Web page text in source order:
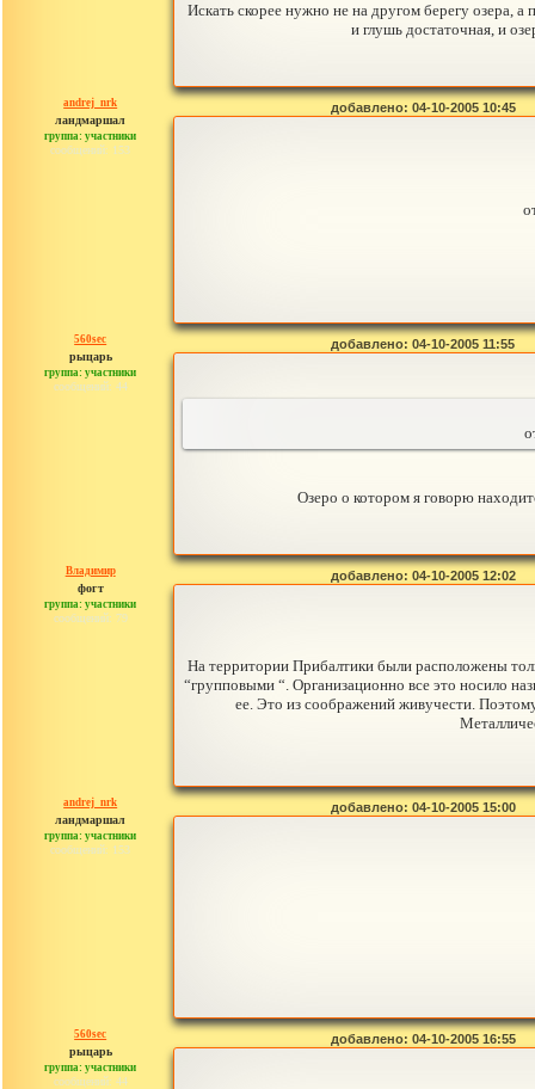
Искать скорее нужно не на другом берегу озера,
и глушь достаточная, и
andrej_nrk
ландмаршал
группа: участники
сообщений: 153
добавлено: 04-10-2005 10:45
560sec
рыцарь
группа: участники
сообщений: 44
добавлено: 04-10-2005 11:55
Озеро о котором я говорю
Владимир
фогт
группа: участники
сообщений: 79
добавлено: 04-10-2005 12:02
На территории Прибалтики были расположены
“групповыми “. Организационно все это носило
ее. Это из соображений живучести.
andrej_nrk
ландмаршал
группа: участники
сообщений: 153
добавлено: 04-10-2005 15:00
560sec
рыцарь
группа: участники
сообщений: 44
добавлено: 04-10-2005 16:55